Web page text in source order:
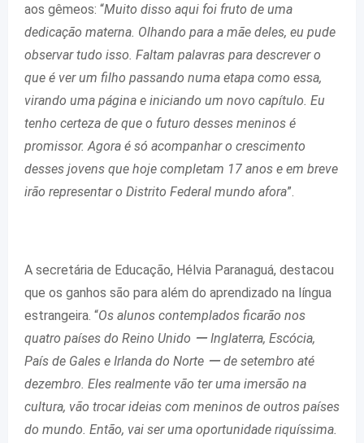
aos gêmeos: “Muito disso aqui foi fruto de uma
dedicação materna. Olhando para a mãe deles, eu pude
observar tudo isso. Faltam palavras para descrever o
que é ver um filho passando numa etapa como essa,
virando uma página e iniciando um novo capítulo. Eu
tenho certeza de que o futuro desses meninos é
promissor. Agora é só acompanhar o crescimento
desses jovens que hoje completam 17 anos e em breve
irão representar o Distrito Federal mundo afora”.
A secretária de Educação, Hélvia Paranaguá, destacou
que os ganhos são para além do aprendizado na língua
estrangeira. “Os alunos contemplados ficarão nos
quatro países do Reino Unido ー Inglaterra, Escócia,
País de Gales e Irlanda do Norte ー de setembro até
dezembro. Eles realmente vão ter uma imersão na
cultura, vão trocar ideias com meninos de outros países
do mundo. Então, vai ser uma oportunidade riquíssima.